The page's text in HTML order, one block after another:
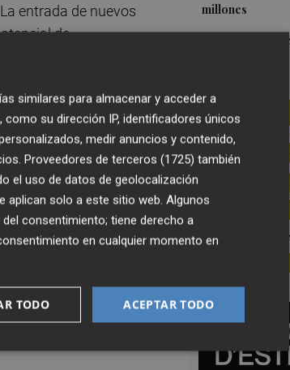
millones
La nueva hoja
entrada de nuevos
de
hasta
en los
además de un
una actuación muy
positivas, añadiendo
después de superar en
Toyota Igualada, llevó
sólido. Mientras tanto,
alejándolos de la
similares para almacenar y acceder a
su dirección IP, identificadores únicos
medir anuncios y contenido,
Proveedores de terceros (1725) también
el uso de datos de geolocalización
aplican solo a este sitio web. Algunos
consentimiento; tiene derecho a
en cualquier momento en
ACEPTAR TODO
TODO